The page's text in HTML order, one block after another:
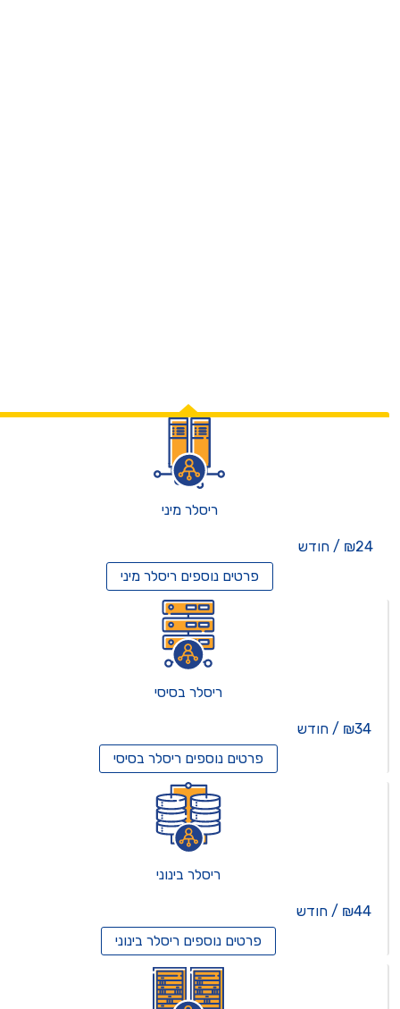
ריסלר מיני
₪24 / חודש
פרטים נוספיםריסלר מיני
ריסלר בסיסי
₪34 / חודש
פרטים נוספיםריסלר בסיסי
ריסלר בינוני
₪44 / חודש
פרטים נוספיםריסלר בינוני